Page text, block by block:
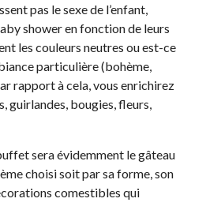
pas le sexe de l’enfant,
shower en fonction de leurs
les couleurs neutres ou est-ce
particulière (bohème,
rapport à cela, vous enrichirez
guirlandes, bougies, fleurs,
sera évidemment le gâteau
choisi soit par sa forme, son
comestibles qui